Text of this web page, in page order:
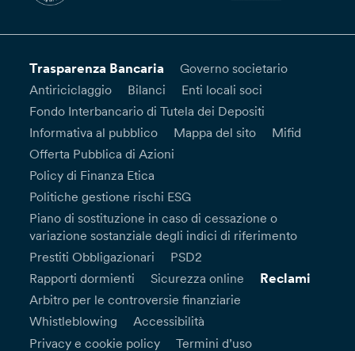
Trasparenza Bancaria
Governo societario
Antiriciclaggio
Bilanci
Enti locali soci
Fondo Interbancario di Tutela dei Depositi
Informativa al pubblico
Mappa del sito
Mifid
Offerta Pubblica di Azioni
Policy di Finanza Etica
Politiche gestione rischi ESG
Piano di sostituzione in caso di cessazione o
variazione sostanziale degli indici di riferimento
Prestiti Obbligazionari
PSD2
Rapporti dormienti
Sicurezza online Reclami
Arbitro per le controversie finanziarie
Whistleblowing
Accessibilità
Privacy e cookie policy
Termini d’uso